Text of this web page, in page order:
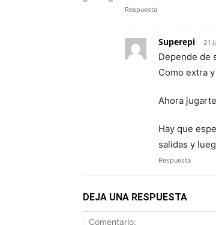
Respuesta
Superepi 21
Depende de
Como extra
Ahora
Hay que
salidas y
Respuesta
DEJA UNA RESPUESTA